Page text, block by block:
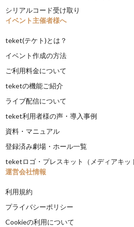
シリアルコード受け取り
イベント主催者様へ
teket(テケト)とは？
イベント作成の方法
ご利用料金について
teketの機能ご紹介
ライブ配信について
teket利用者様の声・導入事例
資料・マニュアル
登録済み劇場・ホール一覧
teketロゴ・プレスキット（メディアキッ
運営会社情報
利用規約
プライバシーポリシー
Cookieの利用について